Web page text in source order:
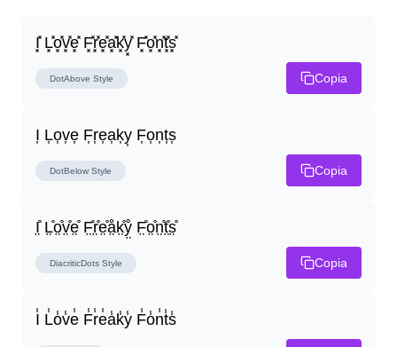
I͓̽ L͓̽o͓̽v͓̽e͓̽ F͓̽r͓̽e͓̽a͓̽k͓̽y͓̽ F͓̽o͓̽n͓̽t͓̽s͓̽
DotAbove Style Copia
I͎ L͎o͎v͎e͎ F͎r͎e͎a͎k͎y͎ F͎o͎n͎t͎s͎
DotBelow Style Copia
I̤̊ L̤̊o̤̊v̤̊e̤̊ F̤̊r̤̊e̤̊å̤k̤̊ẙ̤ F̤̊o̤̊n̤̊t̤̊s̤̊
DiacriticDots Style Copia
I̾ L̾o̾v̾e̾ F̾r̾e̾a̾k̾y̾ F̾o̾n̾t̾s̾